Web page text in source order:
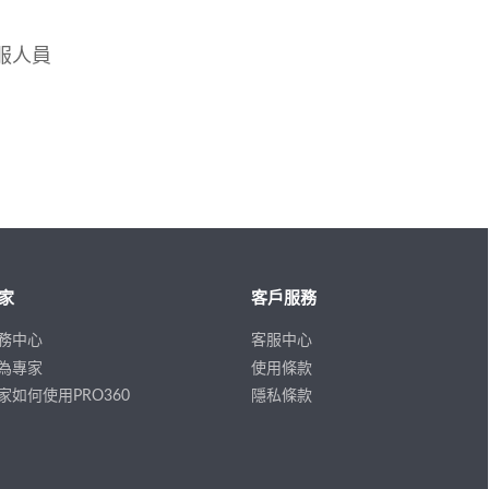
人員
中心
專家
如何使用PRO360
客戶服務
客服中心
使用條款
隱私條款